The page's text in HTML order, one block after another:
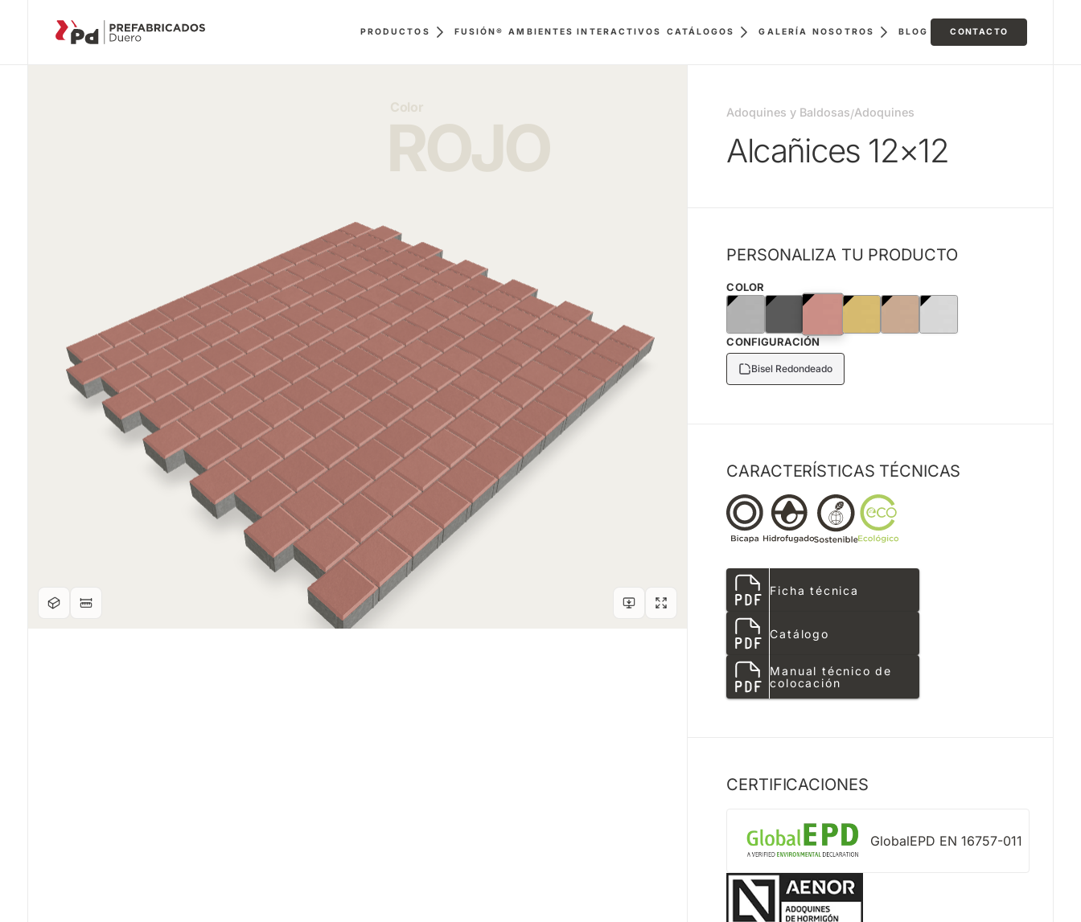
PRODUCTOS FUSIÓN® AMBIENTES INTERACTIVOS CATÁLOGOS GALERÍA NOSOTROS BLOG CONTACTO
Color
ROJO Adoquines y Baldosas/Adoquines
Alcañices 12×12
PERSONALIZA TU PRODUCTO
COLOR
CONFIGURACIÓN
Bisel Redondeado
CARACTERÍSTICAS TÉCNICAS
Ficha técnica
Catálogo
Manual técnico de
colocación
CERTIFICACIONES
GlobalEPD EN 16757-011